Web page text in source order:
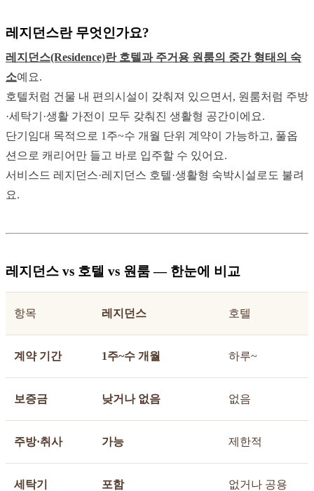
레지던스란 무엇인가요?
레지던스(Residence)란 호텔과 주거용 원룸의 중간 형태의 숙
소예요.
호텔처럼 건물 내 편의시설이 갖춰져 있으면서, 원룸처럼 주방
·세탁기·생활 가전이 모두 갖춰진 생활형 공간이에요.
단기임대 목적으로 1주~수 개월 단위 계약이 가능하고, 풀옵
션으로 캐리어만 들고 바로 입주할 수 있어요.
서비스드 레지던스·레지던스 호텔·생활형 숙박시설로도 불려
요.
레지던스 vs 호텔 vs 원룸 — 한눈에 비교
항목 레지던스 호텔
계약 기간 1주~수 개월 하루~
보증금 낮거나 없음 없음
주방·취사 가능 제한적
세탁기 포함 없거나 공용